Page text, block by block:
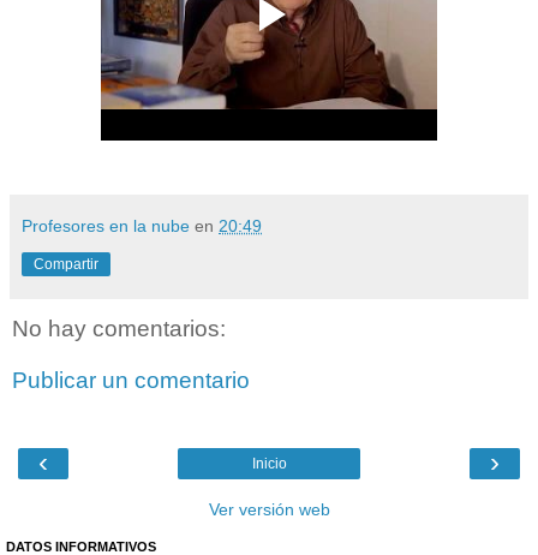
Profesores en la nube en 20:49
Compartir
No hay comentarios:
Publicar un comentario
‹ ›
Inicio
Ver versión web
DATOS INFORMATIVOS